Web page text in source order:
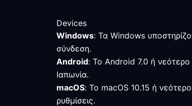
Devices
Windows: Τα Windows
σύνδεση.
Android: Το Android 7.0 ή νεότερο
Ιαπωνία.
macOS: Το macOS 10.15 ή
ρυθμίσεις.